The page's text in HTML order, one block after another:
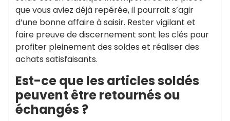
que vous aviez déjà repérée, il pourrait s’agir
d’une bonne affaire à saisir. Rester vigilant et
faire preuve de discernement sont les clés pour
profiter pleinement des soldes et réaliser des
achats satisfaisants.
Est-ce que les articles soldés
peuvent être retournés ou
échangés ?